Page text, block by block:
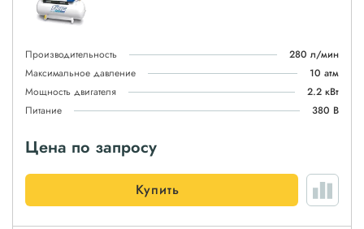
Производительность
280 л/мин
Максимальное давление
10 атм
Мощность двигателя
2.2 кВт
Питание
380 В
Цена по запросу
Купить